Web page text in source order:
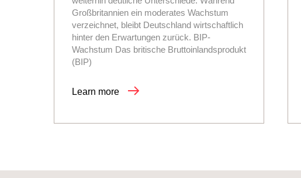
Großbritannien ein moderates Wachstum
verzeichnet, bleibt Deutschland wirtschaftlich
hinter den Erwartungen zurück. BIP-
Wachstum Das britische Bruttoinlandsprodukt
(BIP)
Learn more